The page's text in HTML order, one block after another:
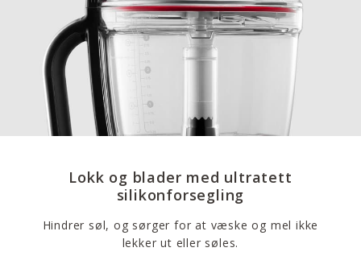
Lokk og blader med ultratett
silikonforsegling
Hindrer søl, og sørger for at væske og mel ikke
lekker ut eller søles.